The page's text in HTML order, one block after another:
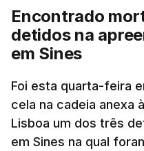
cento dos mais de 20
mas Cristina Mota,
Pública, tem dúvidas
"Durante o fim de
apercebamo-nos que
convocados
Encontrado
detidos na
em Sines
Foi esta quarta-feira
cela na cadeia anexa
Lisboa um dos três
em Sines na qual